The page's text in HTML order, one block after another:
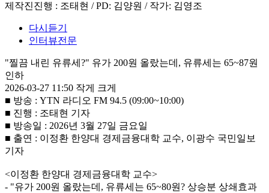
제작진진행 : 조태현 / PD: 김양원 / 작가: 김영조
다시듣기
인터뷰전문
"찔끔 내린 유류세?" 유가 200원 올랐는데, 유류세는 65~87원
인하
2026-03-27 11:50 작게
크게
■ 방송 : YTN 라디오 FM 94.5 (09:00~10:00)
■ 진행 : 조태현 기자
■ 방송일 : 2026년 3월 27일 금요일
■ 출연 : 이정환 한양대 경제금융대학 교수, 이광수 국민일보
기자
<이정환 한양대 경제금융대학 교수>
- "유가 200원 올랐는데, 유류세는 65~80원? 상승분 상쇄효과